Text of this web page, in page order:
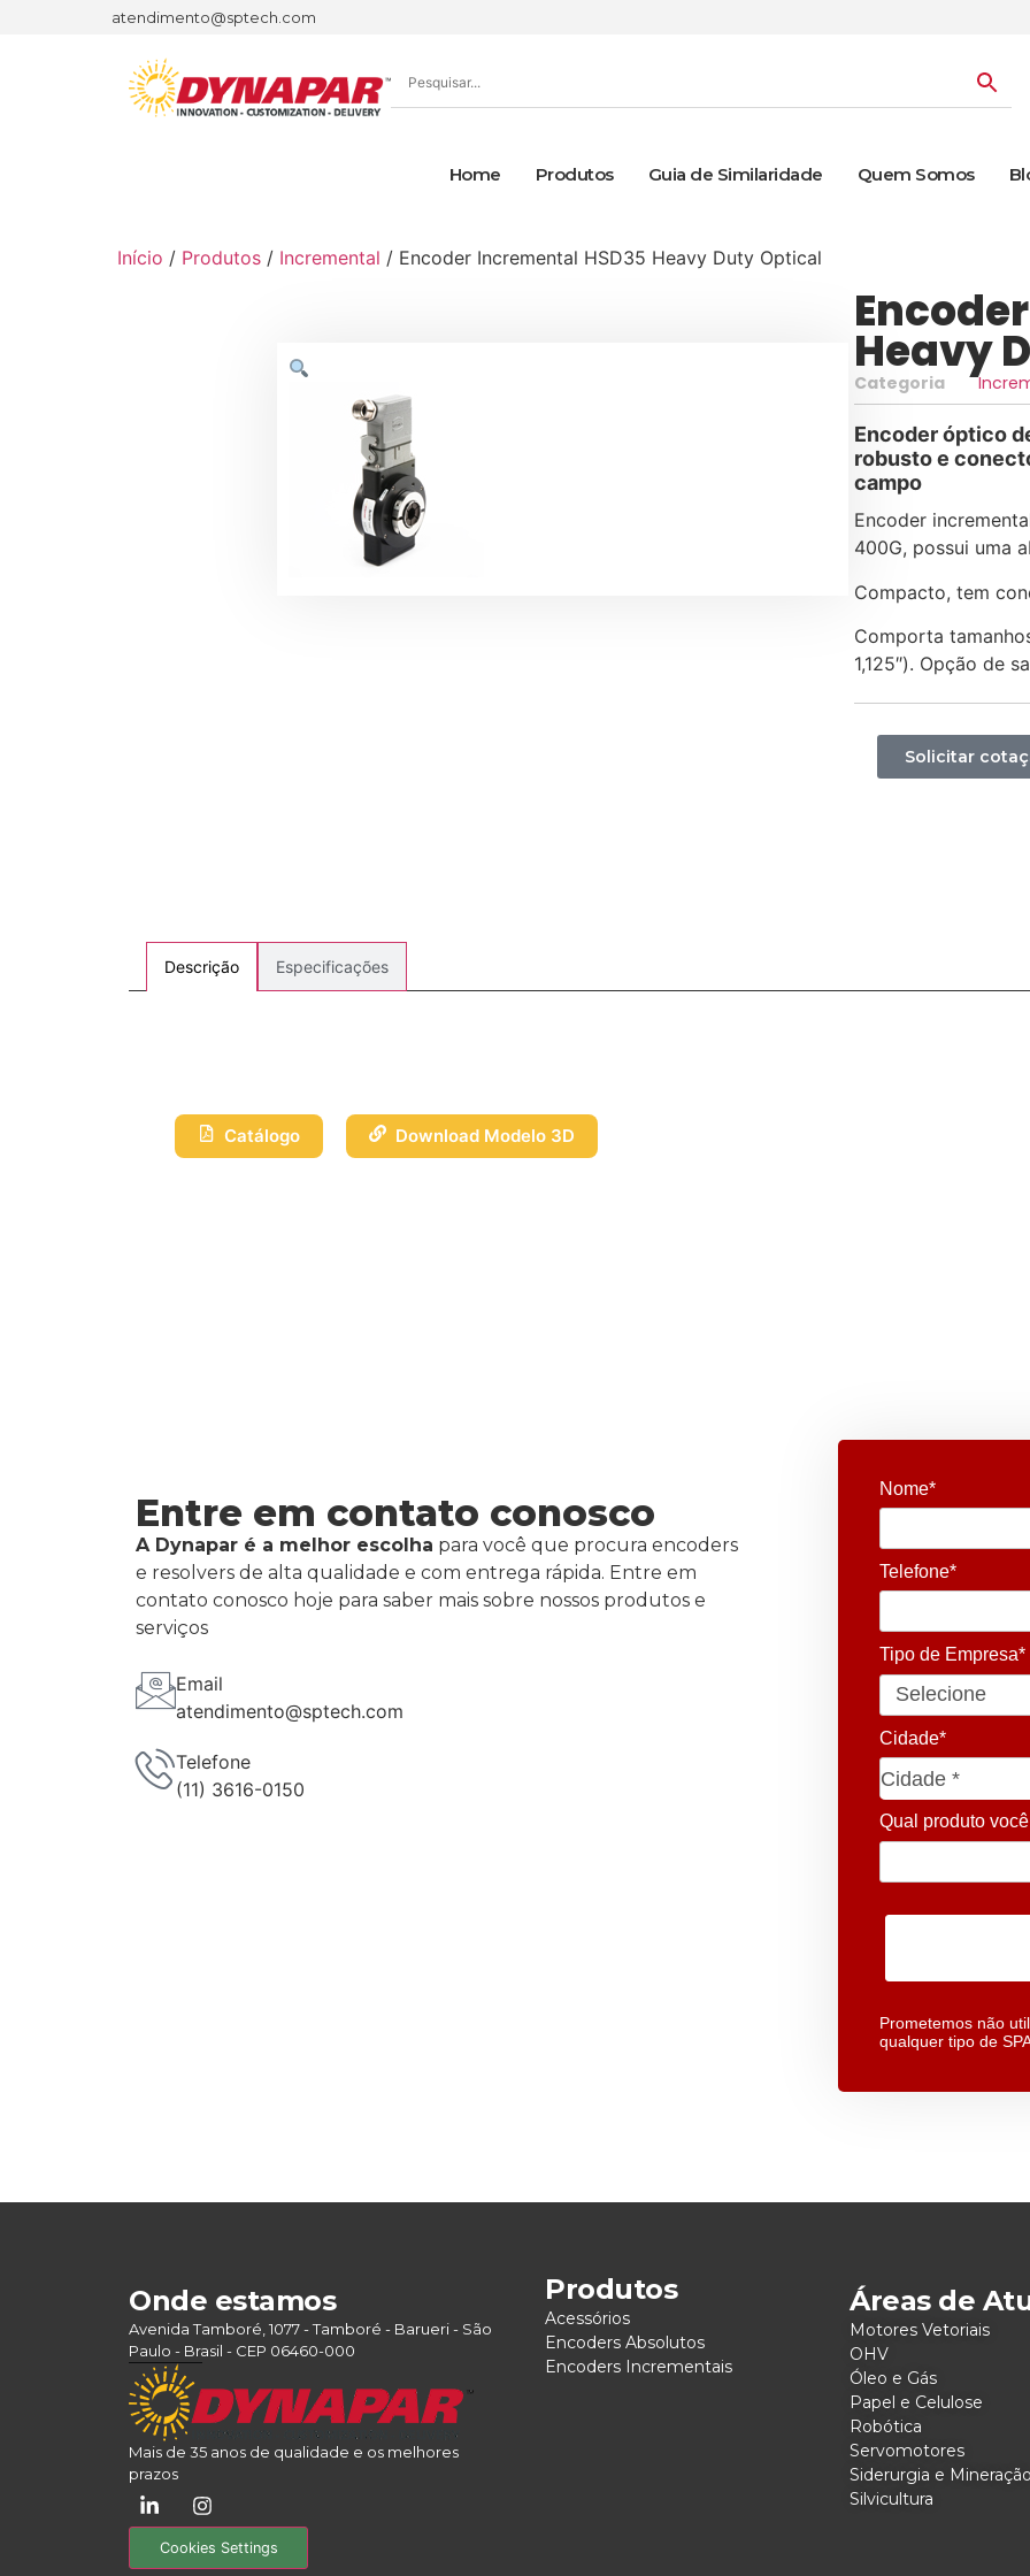
atendimento@sptech.com
Home Produtos Guia de Similaridade Quem Somos
Início / Produtos / Incremental / Encoder Incremental HSD35 Heavy Duty Optical
Heavy
Categoria
Encoder óptico
robusto e
campo
Encoder
400G, possui uma
Compacto, tem
Comporta
1,125″). Opção de
Solicitar
Descrição Especificações
Catálogo Download Modelo 3D
Entre em contato conosco
A Dynapar é a melhor escolha para você que procura encoders
e resolvers de alta qualidade e com entrega rápida. Entre em
contato conosco hoje para saber mais sobre nossos produtos e
serviços
Email
atendimento@sptech.com
Telefone
(11) 3616-0150
Nome*
Telefone*
Tipo de Empresa*
Cidade*
Cidade *
Cidade*
Qual produto
Prometemos não
qualquer tipo de
Onde estamos
Avenida Tamboré, 1077 - Tamboré - Barueri - São
Paulo - Brasil - CEP 06460-000
Mais de 35 anos de qualidade e os melhores
prazos
Cookies Settings
Produtos
Acessórios
Encoders Absolutos
Encoders Incrementais
Áreas de
Motores Vetoriais
OHV
Óleo e Gás
Papel e Celulose
Robótica
Servomotores
Siderurgia e Mineração
Silvicultura